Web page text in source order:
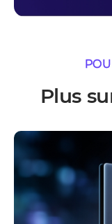
Plus